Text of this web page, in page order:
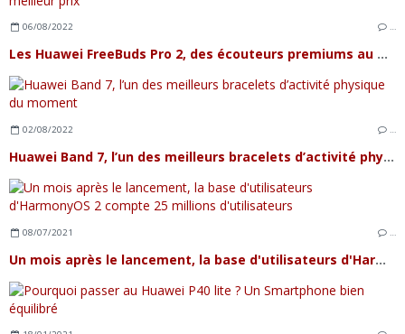
06/08/2022 …
Les Huawei FreeBuds Pro 2, des écouteurs premiums au meilleur prix
02/08/2022 …
Huawei Band 7, l’un des meilleurs bracelets d’activité physique du moment
08/07/2021
Un mois après le lancement, la base d'utilisateurs d'HarmonyOS 2 compte 25 millions d'utilisateurs